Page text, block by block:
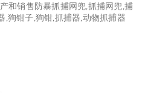
和销售防暴抓捕网兜,抓捕网兜,捕
,狗钳子,狗钳,抓捕器,动物抓捕器